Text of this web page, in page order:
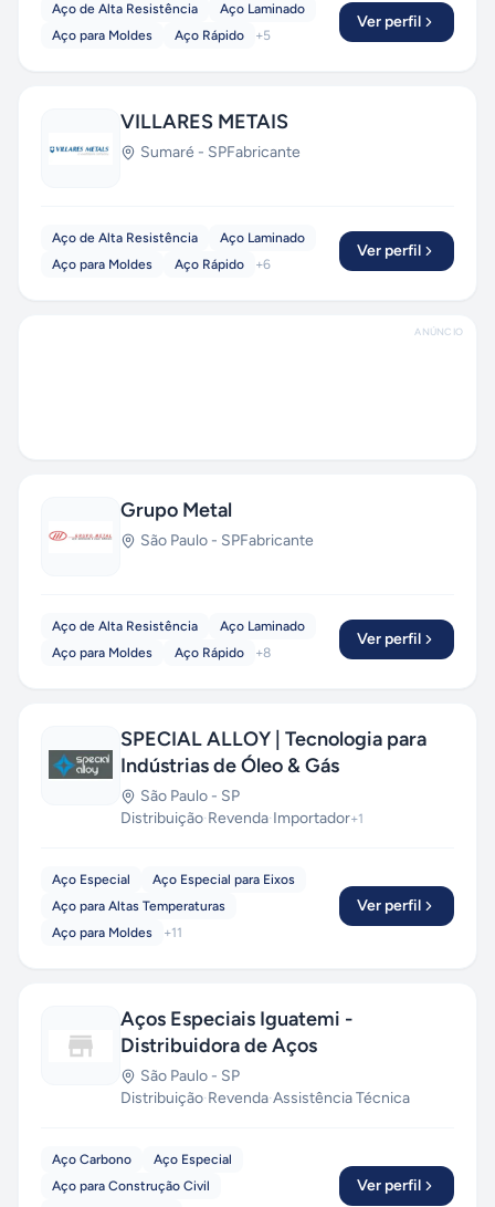
Aço de Alta Resistência
Aço Laminado
Aço para Moldes
Aço Rápido +5
Ver perfil
VILLARES METAIS
Sumaré - SPFabricante
Aço de Alta Resistência
Aço Laminado
Aço para Moldes
Aço Rápido +6
Ver perfil
ANÚNCIO
Grupo Metal
São Paulo - SPFabricante
Aço de Alta Resistência
Aço Laminado
Aço para Moldes
Aço Rápido +8
Ver perfil
SPECIAL ALLOY | Tecnologia para
Indústrias de Óleo & Gás
São Paulo - SP
Distribuição·Revenda·Importador+1
Aço Especial
Aço Especial para Eixos
Aço para Altas Temperaturas
Aço para Moldes
+11
Ver perfil
Aços Especiais Iguatemi -
Distribuidora de Aços
São Paulo - SP
Distribuição·Revenda·Assistência Técnica
Aço Carbono
Aço Especial
Aço para Construção Civil
Ver perfil